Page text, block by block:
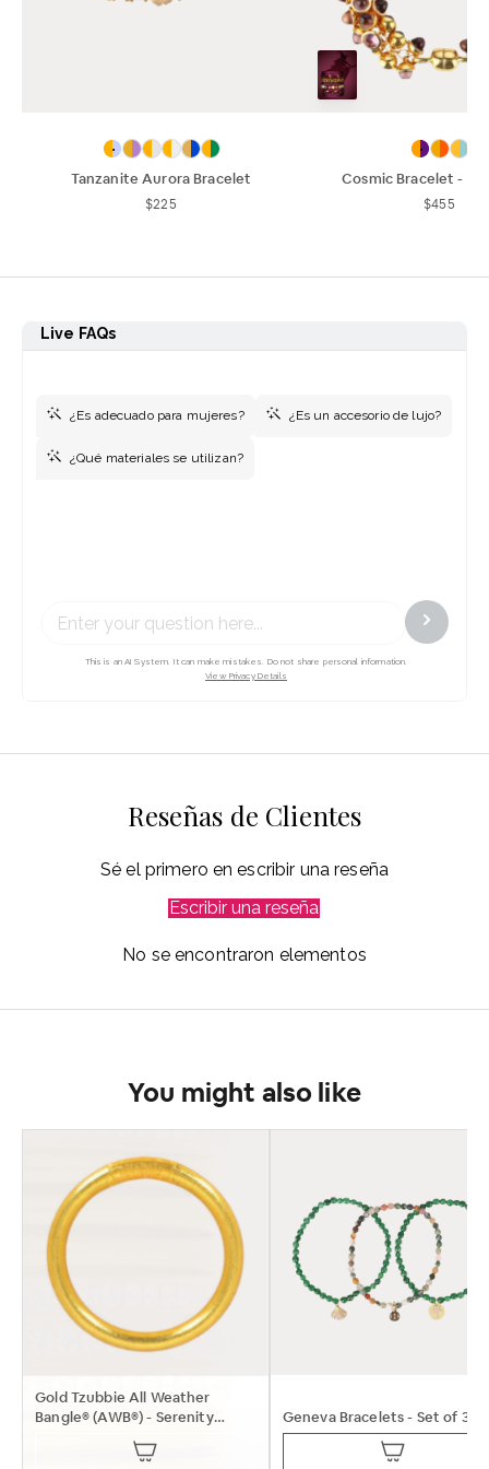
Tanzanite Aurora Bracelet
$225
Cosmic Bracelet -
$455
Reseñas de Clientes
Sé el primero en escribir una reseña
Escribir una reseña
No se encontraron elementos
You might also like
Gold Tzubbie All Weather
Bangle® (AWB®) - Serenity
Geneva Bracelets - Set of 3